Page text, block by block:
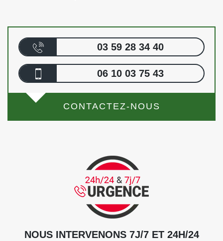
03 59 28 34 40
06 10 03 75 43
CONTACTEZ-NOUS
NOUS INTERVENONS 7J/7 ET 24H/24